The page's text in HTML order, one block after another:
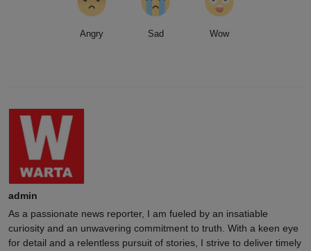
Angry Sad Wow
admin
As a passionate news reporter, I am fueled by an insatiable
curiosity and an unwavering commitment to truth. With a keen eye
for detail and a relentless pursuit of stories, I strive to deliver timely